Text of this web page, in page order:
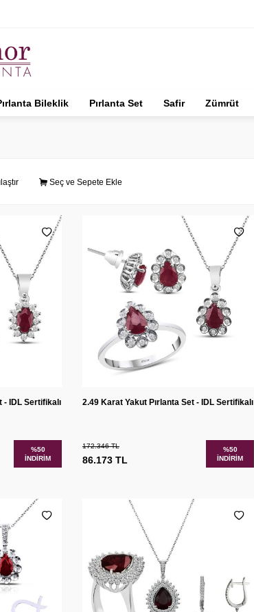
Bileklik Pırlanta Set Safir Zümrüt
Seç ve Sepete Ekle
Karşılaştır
- IDL Sertifikalı
%50
İNDIRIM
Ekle
Karşılaştır
2.49 Karat Yakut Pırlanta Set - IDL Sertifikalı
172.346TL
86.173 TL
%50
İNDIRIM